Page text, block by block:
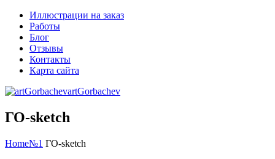
Иллюстрации на заказ
Работы
Блог
Отзывы
Контакты
Карта сайта
artGorbachev
ГО-sketch
Home№1 ГО-sketch